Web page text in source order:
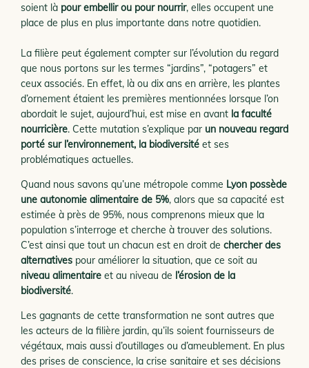
soient là pour embellir ou pour nourrir, elles occupent une
place de plus en plus importante dans notre quotidien.
La filière peut également compter sur l’évolution du regard
que nous portons sur les termes “jardins”, “potagers” et
ceux associés. En effet, là ou dix ans en arrière, les plantes
d’ornement étaient les premières mentionnées lorsque l’on
abordait le sujet, aujourd’hui, est mise en avant la faculté
nourricière. Cette mutation s’explique par un nouveau regard
porté sur l’environnement, la biodiversité et ses
problématiques actuelles.
Quand nous savons qu’une métropole comme Lyon possède
une autonomie alimentaire de 5%, alors que sa capacité est
estimée à près de 95%, nous comprenons mieux que la
population s’interroge et cherche à trouver des solutions.
C’est ainsi que tout un chacun est en droit de chercher des
alternatives pour améliorer la situation, que ce soit au
niveau alimentaire et au niveau de l’érosion de la
biodiversité.
Les gagnants de cette transformation ne sont autres que
les acteurs de la filière jardin, qu’ils soient fournisseurs de
végétaux, mais aussi d’outillages ou d’ameublement. En plus
des prises de conscience, la crise sanitaire et ses décisions